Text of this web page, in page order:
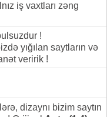
iş vaxtları zəng
!
yığılan saytların və
veririk !
dizaynı bizim saytın